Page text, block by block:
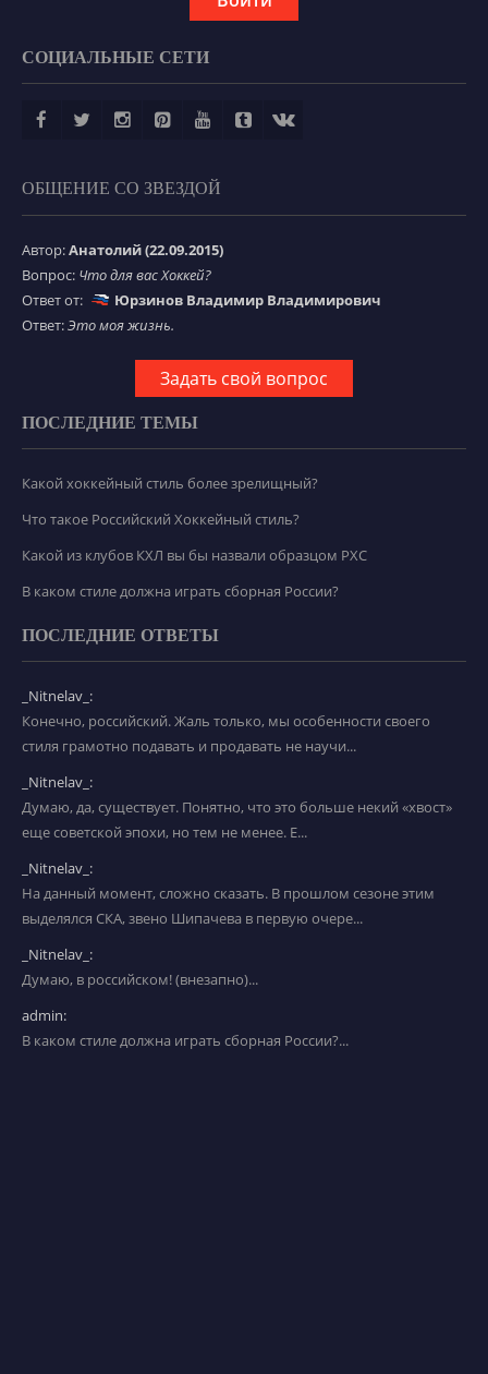
СОЦИАЛЬНЫЕ СЕТИ
ОБЩЕНИЕ СО ЗВЕЗДОЙ
Автор:Анатолий (22.09.2015)
Вопрос: Что для вас Хоккей?
Ответ от:
Юрзинов Владимир Владимирович
Ответ:Это моя жизнь.
Задать свой вопрос
ПОСЛЕДНИЕ ТЕМЫ
Какой хоккейный стиль более зрелищный?
Что такое Российский Хоккейный стиль?
Какой из клубов КХЛ вы бы назвали образцом РХС
В каком стиле должна играть сборная России?
ПОСЛЕДНИЕ ОТВЕТЫ
_Nitnelav_:
Конечно, российский. Жаль только, мы особенности своего
стиля грамотно подавать и продавать не научи...
_Nitnelav_:
Думаю, да, существует. Понятно, что это больше некий «хвост»
еще советской эпохи, но тем не менее. Е...
_Nitnelav_:
На данный момент, сложно сказать. В прошлом сезоне этим
выделялся СКА, звено Шипачева в первую очере...
_Nitnelav_:
Думаю, в российском! (внезапно)...
admin:
В каком стиле должна играть сборная России?...